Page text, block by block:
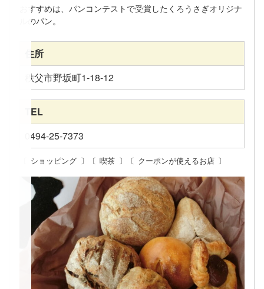
ショッピング 喫茶 クーポンが使えるお店
おすすめは、パンコンテストで受賞したくろうさぎオリジナ
ルのパン。
住所
秩父市野坂町1-18-12
TEL
0494-25-7373